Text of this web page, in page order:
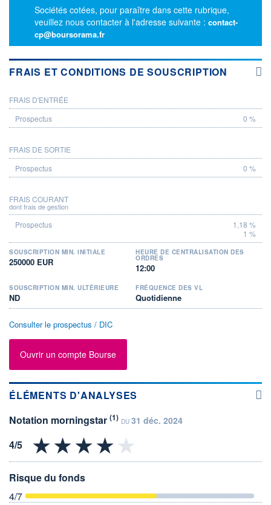
Sociétés cotées, pour paraître dans cette rubrique,
veuillez nous contacter à l'adresse suivante : contact-
cp@boursorama.fr
FRAIS ET CONDITIONS DE SOUSCRIPTION
PROSPECTUS
FRAIS D'ENTRÉE
0 %
FRAIS DE SORTIE
0 %
FRAIS COURANT
dont frais de gestion
1,18 %
1 %
SOUSCRIPTION MIN. INITIALE
250000 EUR
HEURE DE CENTRALISATION DES
ORDRES
12:00
SOUSCRIPTION MIN. ULTÉRIEURE
ND
FRÉQUENCE DES VL
Quotidienne
Consulter le prospectus / DIC
Ouvrir un compte Bourse
ÉLÉMENTS D'ANALYSES
Notation morningstar (1) DU 31 déc. 2024
Risque du fonds
4/7